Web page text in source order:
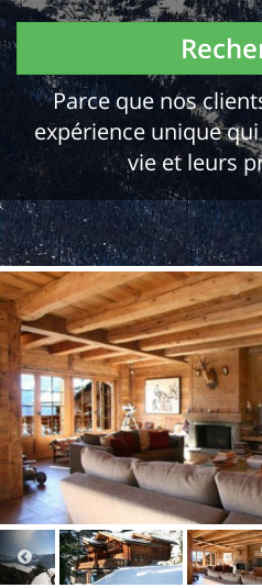
Parce que nos
expérience unique
vie et leurs